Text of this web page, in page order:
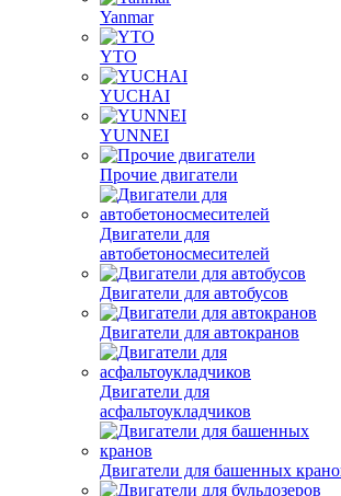
VOLVO
Yanmar
YTO
YUCHAI
YUNNEI
Прочие двигатели
Двигатели для
автобетоносмесителей
Двигатели для автобусов
Двигатели для автокранов
Двигатели для
асфальтоукладчиков